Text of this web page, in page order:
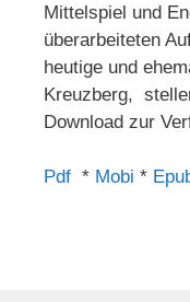
Mittelspiel und
überarbeiteten
heutige und
Kreuzberg,
Download zur
Pdf * Mobi *